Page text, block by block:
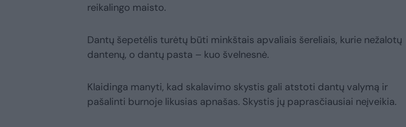
reikalingo maisto.
Dantų šepetėlis turėtų būti minkštais apvaliais šereliais, kurie nežalotų
dantenų, o dantų pasta – kuo švelnesnė.
Klaidinga manyti, kad skalavimo skystis gali atstoti dantų valymą ir
pašalinti burnoje likusias apnašas. Skystis jų paprasčiausiai neįveikia.